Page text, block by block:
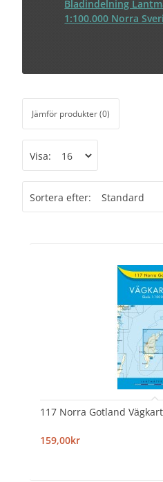
Bladindelning
1:100.000 Norra
Jämför produkter (0)
Visa:
Sortera efter:
117 Norra Gotland
159,00kr